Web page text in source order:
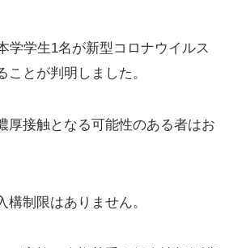
学学生1名が新型コロナウイルス
ことが判明しました。
厚接触となる可能性のある者はお
構制限はありません。